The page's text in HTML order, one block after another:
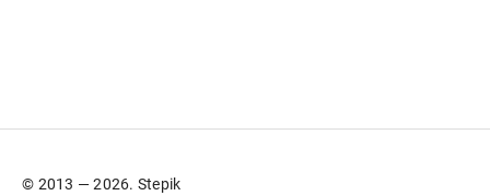
© 2013 — 2026. Stepik